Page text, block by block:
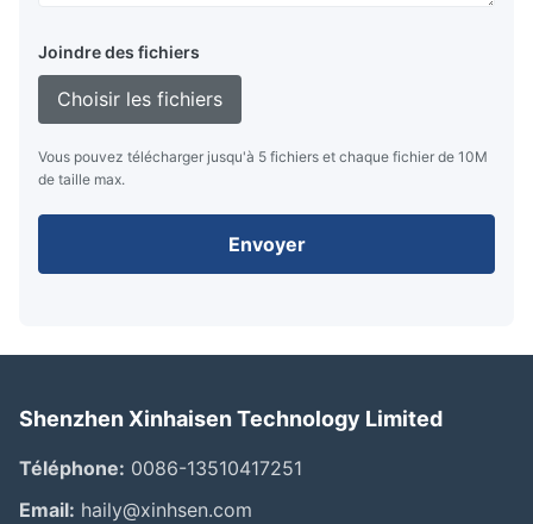
Joindre des fichiers
Choisir les fichiers
Vous pouvez télécharger jusqu'à 5 fichiers et chaque fichier de 10M
de taille max.
Envoyer
Shenzhen Xinhaisen Technology Limited
Téléphone: 0086-13510417251
Email: haily@xinhsen.com